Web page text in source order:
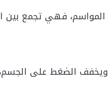
فهي تجمع بين
الضغط على